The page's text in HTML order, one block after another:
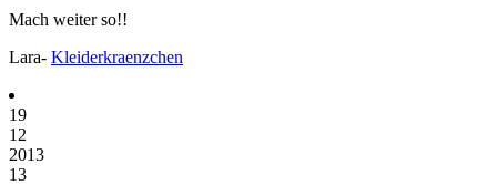
Mach weiter so!!
Lara- Kleiderkraenzchen
19
12
2013
13